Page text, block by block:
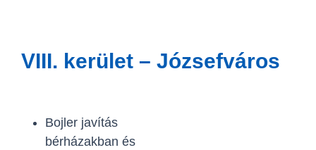
VIII. kerület – Józsefváros
Bojler javítás
bérházakban és